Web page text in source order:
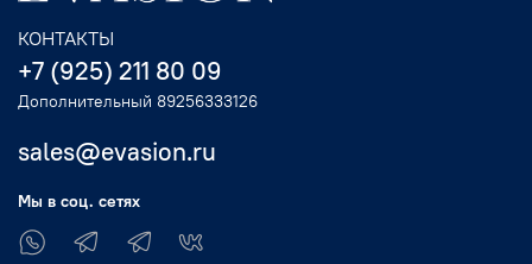
КОНТАКТЫ
+7 (925) 211 80 09
Дополнительный 89256333126
sales@evasion.ru
Мы в соц. сетях